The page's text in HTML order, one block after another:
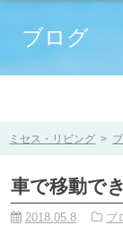
ブログ
ミセス・リビング >
車で移動で
2018.05.8 ブ